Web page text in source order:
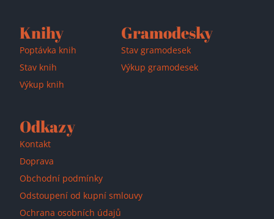
Knihy
Poptávka knih
Stav knih
Výkup knih
Gramodesky
Stav gramodesek
Výkup gramodesek
Odkazy
Kontakt
Doprava
Obchodní podmínky
Odstoupení od kupní smlouvy
Ochrana osobních údajů